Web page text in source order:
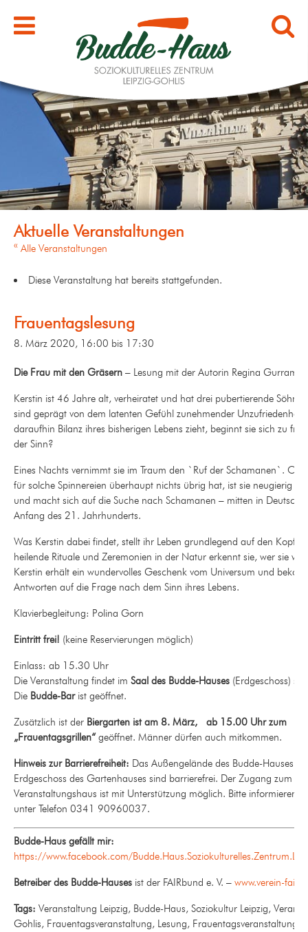
« Alle Veranstaltungen
Diese Veranstaltung hat bereits stattgefunden.
Frauentagslesung
8. März 2020, 16:00 bis 17:30
Die Frau mit den Gräsern – Lesung mit der Autorin Regina Gurram
Kerstin ist 46 Jahre alt, verheiratet und hat drei pubertierende Söhne.
sind geprägt von dem latenten Gefühl zunehmender Unzufriedenheit.
daraufhin Bilanz ihres bisherigen Lebens zieht, beginnt sie sich zu
der Sinn?
Eines Nachts vernimmt sie im Traum den `Ruf der Schamanen`.
für solche Spinnereien überhaupt nichts übrig hat, ist sie neugierig
und macht sich auf die Suche nach Schamanen – mitten in
Anfang des 21. Jahrhunderts.
Was Kerstin dabei findet, stellt ihr Leben grundlegend auf den Kopf.
heilende Rituale und Zeremonien in der Natur erkennt sie, wer sie
Kerstin erhält ein wundervolles Geschenk vom Universum und
Antworten auf die Frage nach dem Sinn ihres Lebens.
Klavierbegleitung: Polina Gorn
Eintritt frei! (keine Reservierungen möglich)
Einlass: ab 15.30 Uhr
Die Veranstaltung findet im Saal des Budde-Hauses (Erdgeschoss)
Die Budde-Bar ist geöffnet.
Zusätzlich ist der Biergarten ist am 8. März, ab 15.00 Uhr zum
„Frauentagsgrillen“geöffnet. Männer dürfen auch mitkommen.
Hinweis zur Barrierefreiheit: Das Außengelände des Budde-Hauses
Erdgeschoss des Gartenhauses sind barrierefrei. Der Zugang zum
Veranstaltungshaus ist mit Unterstützung möglich. Bitte informieren
unter Telefon 0341 90960037.
Budde-Haus gefällt mir:
https://www.facebook.com/
Betreiber des Budde-Hauses ist der FAIRbund e. V. – www.verein-
Tags: Veranstaltung Leipzig, Budde-Haus, Soziokultur Leipzig,
Gohlis, Frauentagsveranstaltung, Lesung, Frauentagsveranstaltung,